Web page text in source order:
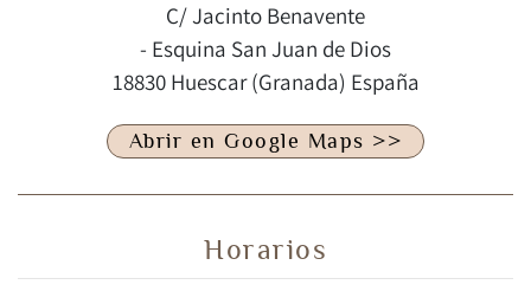
C/ Jacinto Benavente
- Esquina San Juan de Dios
18830 Huescar (Granada) España
Abrir en Google Maps >>
Horarios